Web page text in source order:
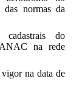
das normas da
do
na rede
na data de